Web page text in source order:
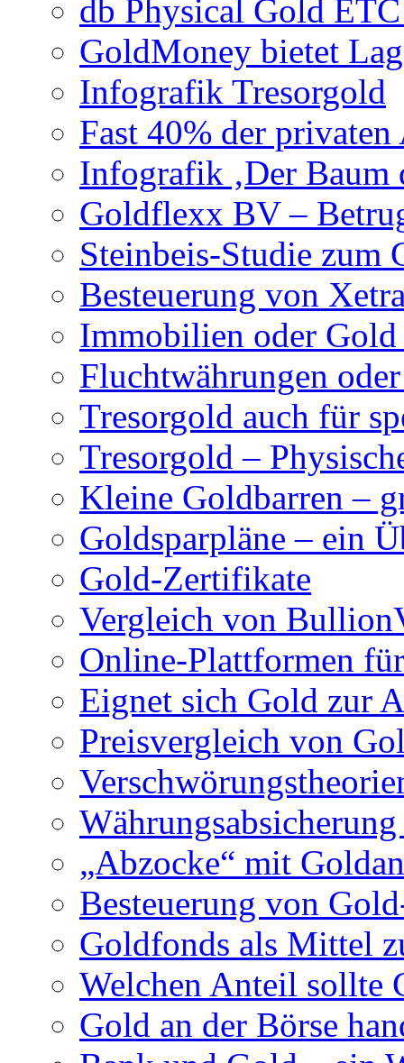
db Physical Gold
GoldMoney bietet
Infografik Tresorgold
Fast 40% der
Infografik ‚Der Baum
Goldflexx BV –
Steinbeis-Studie zum
Besteuerung von
Immobilien oder Gold
Fluchtwährungen
Tresorgold auch für
Tresorgold –
Kleine Goldbarren –
Goldsparpläne – ein
Gold-Zertifikate
Vergleich von
Online-Plattformen
Eignet sich Gold zur
Preisvergleich von
„Abzocke“ mit
Besteuerung von
Goldfonds als Mittel
Welchen Anteil sollte
Gold an der Börse